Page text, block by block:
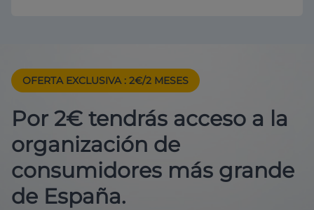
OFERTA EXCLUSIVA : 2€/2 MESES
Por 2€ tendrás acceso a la
organización de
consumidores más grande
de España.